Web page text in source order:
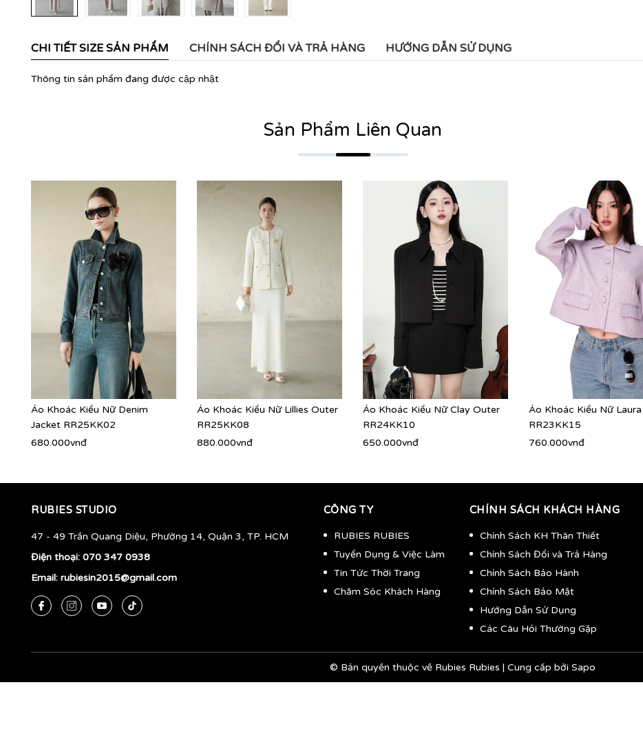
CHI TIẾT SIZE SẢN PHẨM CHÍNH SÁCH ĐỔI VÀ TRẢ HÀNG HƯỚNG DẪN SỬ DỤNG
Thông tin sản phẩm đang được cập nhật
Sản Phẩm Liên Quan
Áo Khoác Kiểu Nữ Denim
Jacket RR25KK02
680.000vnđ
Áo Khoác Kiểu Nữ Lillies Outer
RR25KK08
880.000vnđ
Áo Khoác Kiểu Nữ Clay Outer
RR24KK10
650.000vnđ
Áo Khoác Kiểu Nữ
RR23KK15
760.000vnđ
RUBIES STUDIO
47 - 49 Trần Quang Diệu, Phường 14, Quận 3, TP. HCM
Điện thoại: 070 347 0938
Email: rubiesin2015@gmail.com
CÔNG TY
RUBIES RUBIES
Tuyển Dụng & Việc Làm
Tin Tức Thời Trang
Chăm Sóc Khách Hàng
CHÍNH SÁCH KHÁCH HÀNG
Chính Sách KH Thân Thiết
Chính Sách Đổi và Trả Hàng
Chính Sách Bảo Hành
Chính Sách Bảo Mật
Hướng Dẫn Sử Dụng
Các Câu Hỏi Thường Gặp
© Bản quyền thuộc về Rubies Rubies | Cung cấp bởi Sapo